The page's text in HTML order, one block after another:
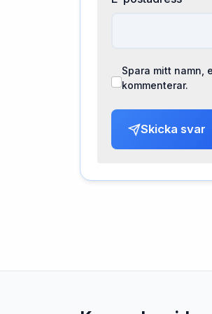
Spara mitt namn,
kommenterar.
Skicka svar